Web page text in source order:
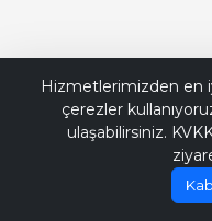
Hizmetlerimizden en
çerezler
ulaşabilirsiniz.